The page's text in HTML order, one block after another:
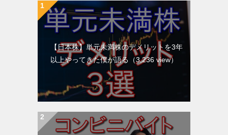
【日本株】単元未満株のデメリットを3年
以上やってきた僕が語る （3,236 view）